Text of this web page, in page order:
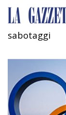
AMBIENTE
INDUSTRIA
sabotaggi